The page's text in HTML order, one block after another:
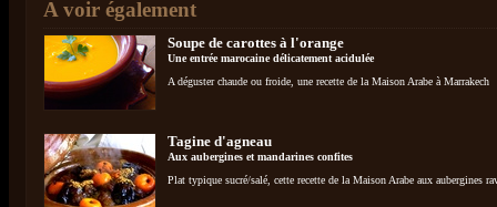
A voir également
Soupe de carottes à l'orange
Une entrée marocaine délicatement acidulée
A déguster chaude ou froide, une recette de la Maison Arabe à Marrakech
Tagine d'agneau
Aux aubergines et mandarines confites
Plat typique sucré/salé, cette recette de la Maison Arabe aux aubergines